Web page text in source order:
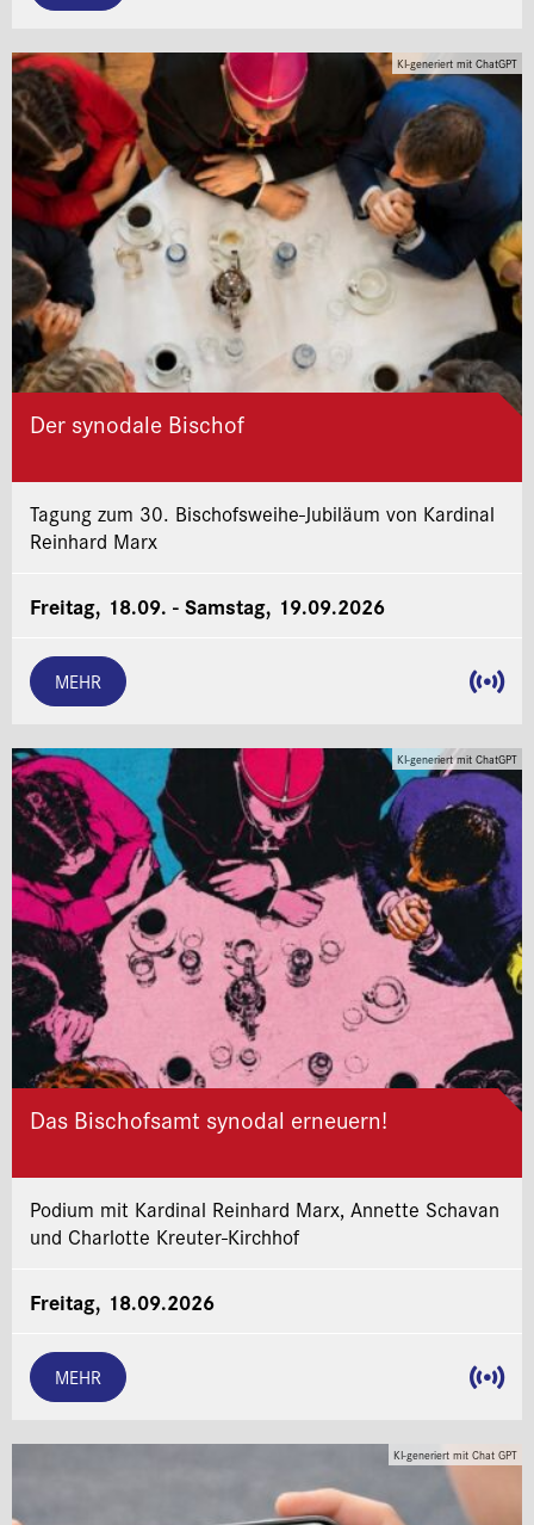
KI-generiert mit ChatGPT
Der synodale Bischof
Tagung zum 30. Bischofsweihe-Jubiläum von Kardinal
Reinhard Marx
Freitag, 18.09. - Samstag, 19.09.2026
MEHR
KI-generiert mit ChatGPT
Das Bischofsamt synodal erneuern!
Podium mit Kardinal Reinhard Marx, Annette Schavan
und Charlotte Kreuter-Kirchhof
Freitag, 18.09.2026
MEHR
KI-generiert mit Chat GPT